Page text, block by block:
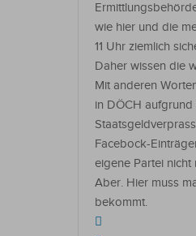
wie hier und die
11 Uhr ziemlich
Daher wissen die
Mit anderen
in DÖCH
Facebock-
eigene Partei nicht
Aber. Hier muss
bekommt.